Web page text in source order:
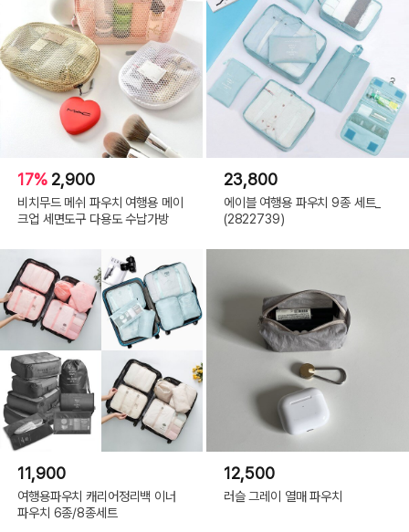
17% 2,900
비치무드 메쉬 파우치 여행용 메이
크업 세면도구 다용도 수납가방
23,800
에이블 여행용 파우치 9종 세트_
(2822739)
11,900
여행용파우치 캐리어정리백 이너
파우치 6종/8종세트
12,500
러슬 그레이 열매 파우치